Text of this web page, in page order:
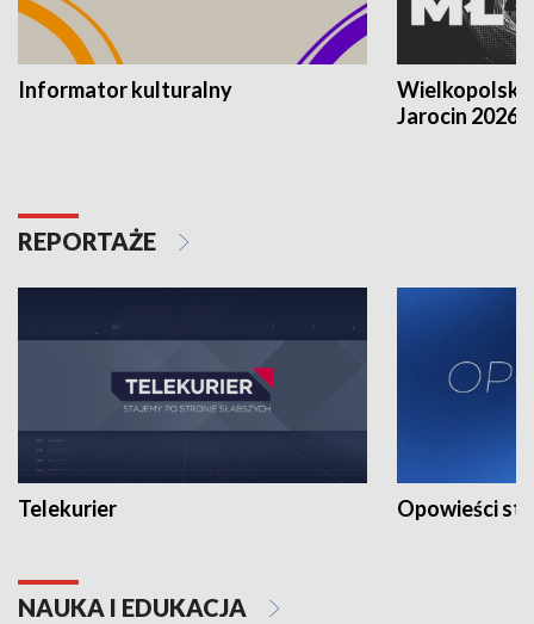
Informator kulturalny
Jarocin 2026
REPORTAŻE
Telekurier Opowieści
NAUKA I EDUKACJA